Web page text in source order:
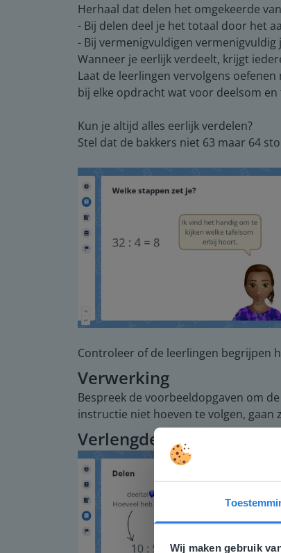
Wij maken gebruik
Herhaal dat delen het omgekeerde
- Bij delen deel je het totaal door het
- Bij vermenigvuldigen
Wanneer je eerlijk verdeelt, krijgt
Laat de leerlingen vervolgens
bij elke opdracht wat voor deelsom
Kun je altijd alles eerlijk verdelen?
Stel dat de bakkers niet 63 maar 64
Controleer of de leerlingen begrijpen
Verwerking
Bespreek de voorbeeldopgaven om
instructie niet hoeven te volgen, gaan
Verlengde instructie